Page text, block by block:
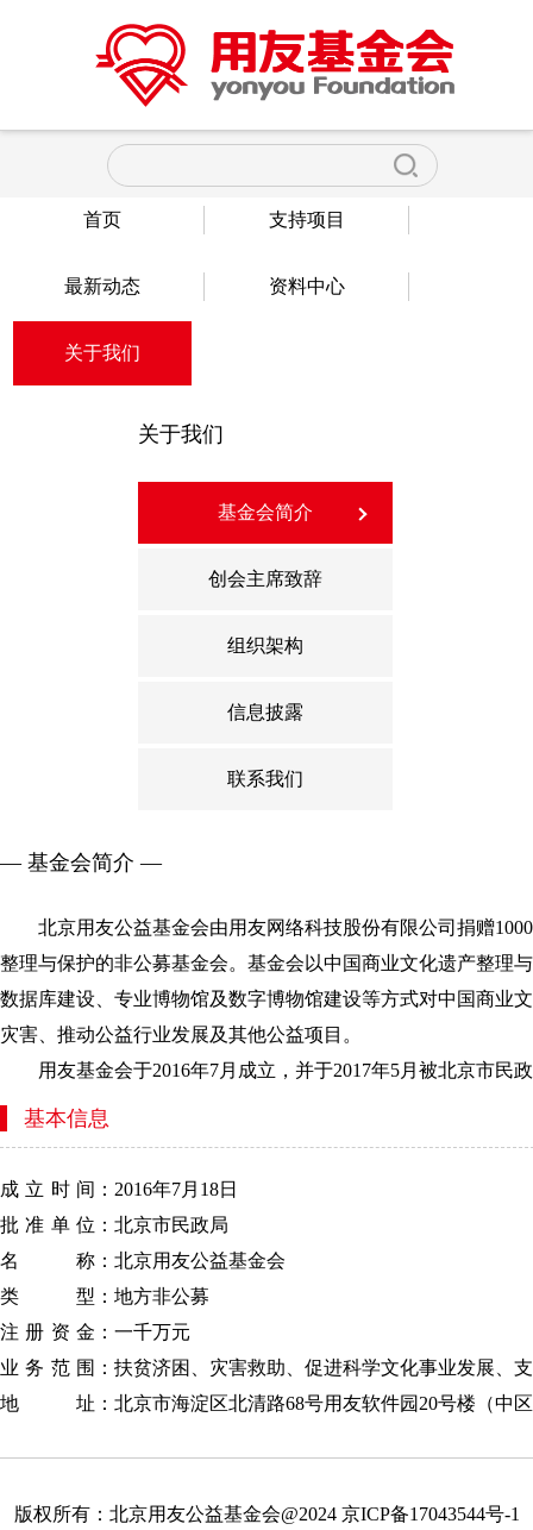
首页 支持项目
最新动态 资料中心
关于我们
关于我们
基金会简介
创会主席致辞
组织架构
信息披露
联系我们
— 基金会简介 —
北京用友公益基金会由用友网络科技股份有限公司捐赠
整理与保护的非公募基金会。基金会以中国商业文化遗产整理
数据库建设、专业博物馆及数字博物馆建设等方式对中国商业
灾害、推动公益行业发展及其他公益项目。
用友基金会于2016年7月成立，并于2017年5月被北京市民
基本信息
成立时间 ：2016年7月18日
批准单位 ：北京市民政局
名称 ：北京用友公益基金会
类型 ：地方非公募
注册资金 ：一千万元
业务范围 ：扶贫济困、灾害救助、促进科学文化事业发展、
地址 ：北京市海淀区北清路68号用友软件园20号楼（中
版权所有：北京用友公益基金会@2024 京ICP备17043544号-1